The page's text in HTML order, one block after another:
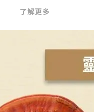
了解更多